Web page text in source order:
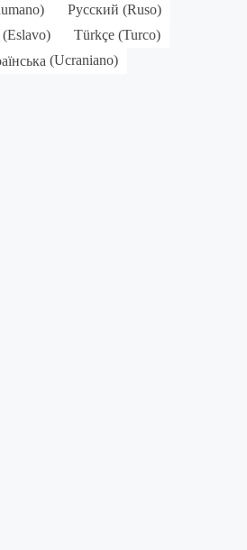
) Русский (Ruso)
(Eslavo) Türkçe(Turco)
(Ucraniano)